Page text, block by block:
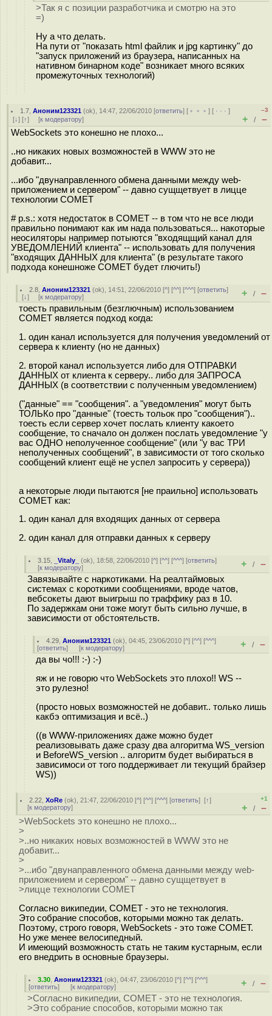
>Так я с позиции разработчика и смотрю на это
=)
Ну а что делать.
На пути от "показать html файлик и jpg картинку" до
"запуск приложений из браузера, написанных на
нативном бинарном коде" возникает много всяких
промежуточных технологий)
1.7 ,Аноним123321 (ok), 14:47, 22/06/2010 [ответить] [ ﹢﹢﹢] [ · · ·]
[↓] [↑] [к модератору]
–3
+ / –
WebSockets это конешно не плохо...
..но никаких новых возможностей в WWW это не
добавит...
...ибо "двунаправленного обмена данными между web-
приложением и сервером" -- давно сущщетвует в лицце
технологии COMET
# p.s.: хотя недостаток в COMET -- в том что не все люди
правильно понимают как им нада пользоваться... накоторые
неосиляторы например потыются "входящщий канал для
УВЕДОМЛЕНИЙ клиента" -- использовать для получения
"входящих ДАННЫХ для клиента" (в результате такого
подхода конешноже COMET будет глючить!)
2.8 ,Аноним123321 (ok), 14:51, 22/06/2010 [^] [^^] [^^^] [ответить]
[↓] [к модератору] + / –
тоесть правильным (безглючным) использованием
COMET является подход когда:
1. один канал используется для получения уведомлений от
сервера к клиенту (но не данных)
2. второй канал используется либо для ОТПРАВКИ
ДАННЫХ от клиента к серверу.. либо для ЗАПРОСА
ДАННЫХ (в соответствии с полученным уведомлением)
("данные" == "сообщения". а "уведомления" могут быть
ТОЛЬКо про "данные" (тоесть тольок про "сообщения")..
тоесть если сервер хочет послать клиенту какоето
сообщение, то сначало он должен послать уведомление "у
вас ОДНО неполученное сообщение" (или "у вас ТРИ
неполученных сообщений", в зависимости от того сколько
сообщений клиент ещё не успел запросить у сервера))
а некоторые люди пытаются [не праильно] использовать
COMET как:
1. один канал для входящих данных от сервера
2. один канал для отправки данных к серверу
3.15 _Vitaly_ (ok), 18:58, 22/06/2010 [^] [^^] [^^^] [ответить]
[к модератору] + / –
Завязывайте с наркотиками. На реалтаймовых
системах с короткими сообщениями, вроде чатов,
вебсокеты дают выигрыш по траффику раз в 10.
По задержкам они тоже могут быть сильно лучше, в
зависимости от обстоятельств.
4.29 ,Аноним123321 (ok), 04:45, 23/06/2010 [^] [^^] [^^^]
[ответить] [к модератору] + / –
да вы чо!!! :-) :-)
яж и не говорю что WebSockets это плохо!! WS --
это рулезно!
(просто новых возможностей не добавит.. только лишь
какбэ оптимизация и всё..)
((в WWW-приложениях даже можно будет
реализовывать даже сразу два алгоритма WS_version
и BeforeWS_version .. алгоритм будет выбираться в
зависимоси от того поддерживает ли текущий брайзер
WS))
2.22 ,XoRe (ok), 21:47, 22/06/2010 [^] [^^] [^^^] [ответить][↑]
[к модератору]
+1
+ / –
>WebSockets это конешно не плохо...
>
>..но никаких новых возможностей в WWW это не
добавит...
>
>...ибо "двунаправленного обмена данными между web-
приложением и сервером" -- давно сущщетвует в
>лицце технологии COMET
Согласно википедии, COMET - это не технология.
Это собрание способов, которыми можно так делать.
Поэтому, строго говоря, WebSockets - это тоже COMET.
Но уже менее велосипедный.
И имеющий возможность стать не таким кустарным, если
его внедрить в основные браузеры.
3.30 ,Аноним123321 (ok), 04:47, 23/06/2010 [^] [^^] [^^^]
[ответить] [к модератору] + / –
>Согласно википедии, COMET - это не технология.
>Это собрание способов, которыми можно так